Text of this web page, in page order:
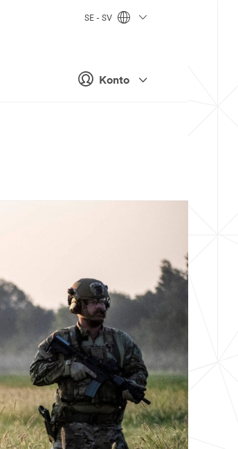
Konto
SE - SV